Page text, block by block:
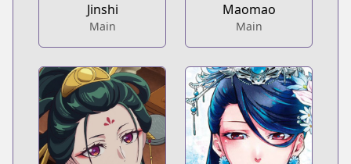
Jinshi
Main
Maomao
Main